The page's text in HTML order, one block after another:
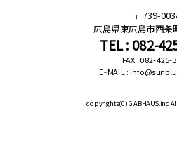
739-
広島県東広島市西条
TEL : 082-
FAX : 082-425-
E-MAIL :
copyrights(C)GABHAUS.inc